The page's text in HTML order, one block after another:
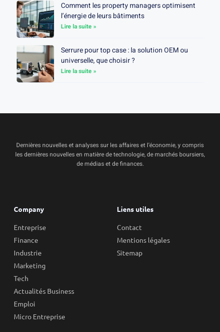
Comment les property managers optimisent
l’énergie de leurs bâtiments
Lire la suite »
Serrure pour top case : la solution OEM ou
universelle, que choisir ?
Lire la suite »
Dernières nouvelles et analyses sur les affaires et l’économie, y compris
les dernières nouvelles en matière de technologie, de marchés boursiers,
de médias et de finances.
Company
Entreprise
Finance
Industrie
Marketing
Tech
Actualités Business
Emploi
Micro Entreprise
Liens utiles
Contact
Mentions légales
Sitemap